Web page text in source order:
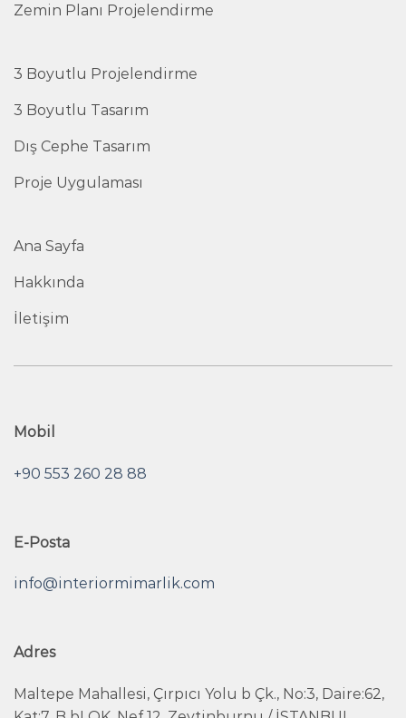
Zemin Planı Projelendirme
3 Boyutlu Projelendirme
3 Boyutlu Tasarım
Dış Cephe Tasarım
Proje Uygulaması
Ana Sayfa
Hakkında
İletişim
Mobil
+90 553 260 28 88
E-Posta
info@interiormimarlik.com
Adres
Maltepe Mahallesi, Çırpıcı Yolu b Çk., No:3, Daire:62,